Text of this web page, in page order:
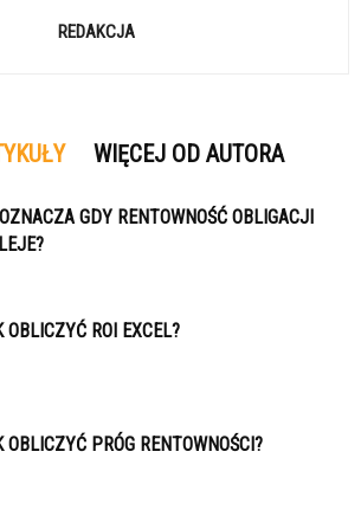
REDAKCJA
WIĘCEJ OD AUTORA
GDY RENTOWNOŚĆ OBLIGACJI
OBLICZYĆ ROI EXCEL?
OBLICZYĆ PRÓG RENTOWNOŚCI?